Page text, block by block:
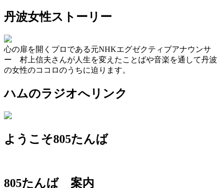
丹波女性ストーリー
心の扉を開くプロである元NHKエグゼクティブアナウンサ
ー 村上信夫さんが人生を変えたことばや音楽を通して丹波
の女性のココロのうちに迫ります。
ハムのラジオへリンク
ようこそ805たんば
805たんば 案内